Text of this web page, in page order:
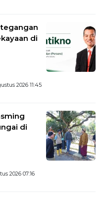
di
2026 11:45
di
2026 07:16